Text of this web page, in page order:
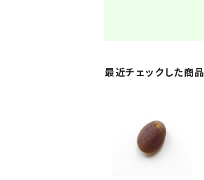
最近チェックした商品